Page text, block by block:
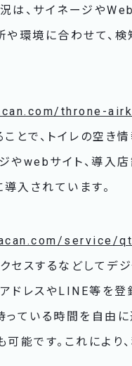
は、サイネージや
や環境に合わせて、
throne-
とで、トイレの空き
やwebサイト、導入
入されています。
service/
セスするなどしてデ
ドレスやLINE等を登
っている時間を自由
能です。これにより